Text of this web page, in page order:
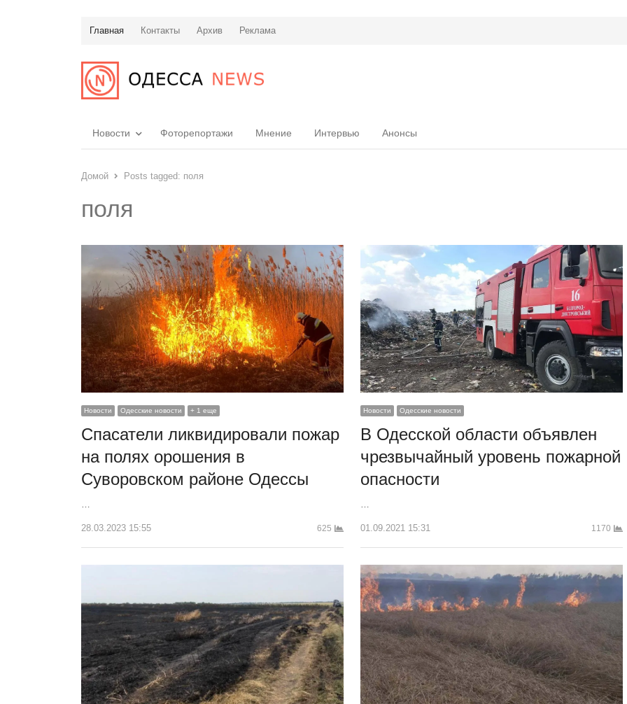
Главная Контакты Архив Реклама
Новости Фоторепортажи Мнение Интервью Анонсы
Домой Posts tagged: поля
поля
Новости Одесские новости + 1 еще
Спасатели ликвидировали пожар
на полях орошения в
Суворовском районе Одессы
28.03.2023 15:55 625
Новости Одесские новости
В Одесской области объявлен
чрезвычайный уровень пожарной
опасности
…
01.09.2021 15:31 1170